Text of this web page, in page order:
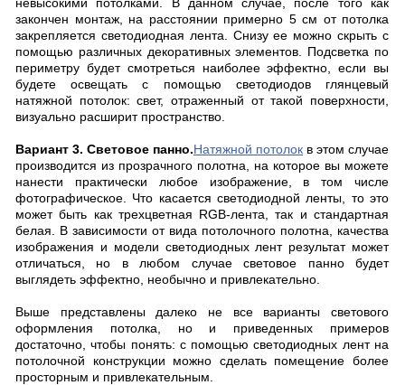
закончен монтаж, на расстоянии примерно 5 см от потолка
закрепляется светодиодная лента. Снизу ее можно скрыть с
помощью различных декоративных элементов. Подсветка по
периметру будет смотреться наиболее эффектно, если вы
будете освещать с помощью светодиодов глянцевый
натяжной потолок: свет, отраженный от такой поверхности,
визуально расширит пространство.
Вариант 3. Световое панно.Натяжной потолок в этом случае
производится из прозрачного полотна, на которое вы можете
нанести практически любое изображение, в том числе
фотографическое. Что касается светодиодной ленты, то это
может быть как трехцветная RGB-лента, так и стандартная
белая. В зависимости от вида потолочного полотна, качества
изображения и модели светодиодных лент результат может
отличаться, но в любом случае световое панно будет
выглядеть эффектно, необычно и привлекательно.
Выше представлены далеко не все варианты светового
оформления потолка, но и приведенных примеров
достаточно, чтобы понять: с помощью светодиодных лент на
потолочной конструкции можно сделать помещение более
просторным и привлекательным.